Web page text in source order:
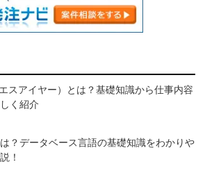
スアイヤー）とは？基礎知識から仕事内容
く紹介
？データベース言語の基礎知識をわかりや
！